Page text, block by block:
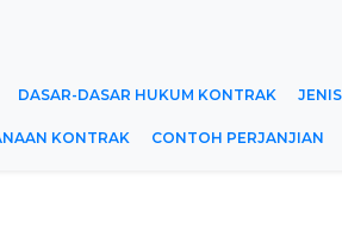
DASAR-DASAR HUKUM KONTRAK
KONTRAK CONTOH PERJANJIAN